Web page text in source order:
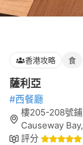
香港攻略 食
薩利亞
#西餐廳
樓205-208號
Causeway
評分